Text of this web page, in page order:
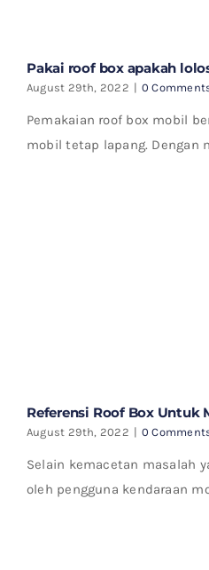
Pakai roof box apakah
August 29th, 2022 | 0
Pemakaian roof box mobil
mobil tetap lapang. Dengan
Referensi Roof Box Untuk
August 29th, 2022 | 0
Selain kemacetan masalah
oleh pengguna kendaraan